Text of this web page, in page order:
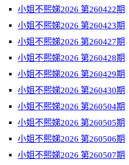
小姐不熙娣2026 第260422期
小姐不熙娣2026 第260423期
小姐不熙娣2026 第260427期
小姐不熙娣2026 第260428期
小姐不熙娣2026 第260429期
小姐不熙娣2026 第260430期
小姐不熙娣2026 第260504期
小姐不熙娣2026 第260505期
小姐不熙娣2026 第260506期
小姐不熙娣2026 第260507期